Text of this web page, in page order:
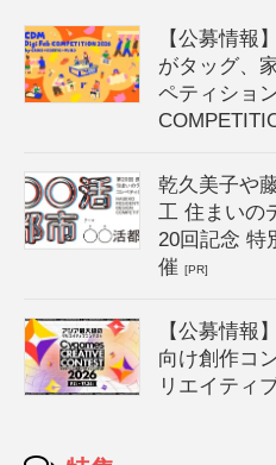
【公募情報
がタッグ、
ペティショ
乾久美子や
工 住まいの
20回記念 特
催[PR]
【公募情報
向け創作コ
リエイティ